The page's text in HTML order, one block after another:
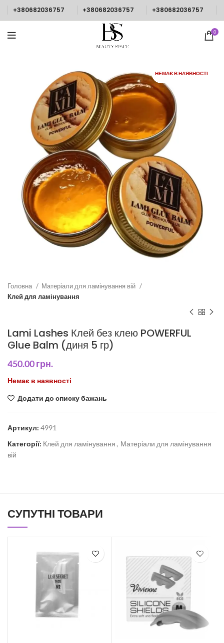
+380682036757 +380682036757 +380682036757
0
НЕМАЄ В НАЯВНОСТІ
Головна
Матеріали для ламінування вій
Клей для ламінування
Lami Lashes Клей без клею POWERFUL
Glue Balm (диня 5 гр)
450.00грн.
Немає в наявності
Додати до списку бажань
Артикул: 4991
Категорії: Клей для ламінування , Матеріали для ламінування
вій
СУПУТНІ ТОВАРИ